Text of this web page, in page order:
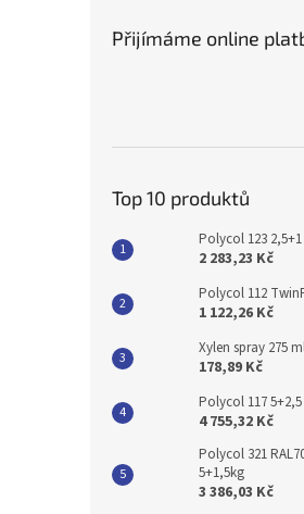
Přijímáme online
Top 10 produktů
Polycol 123
2 283,23 Kč
Polycol 112
1 122,26 Kč
Xylen spray 275
178,89 Kč
Polycol 117
4 755,32 Kč
Polycol 321
5+1,5kg
3 386,03 Kč